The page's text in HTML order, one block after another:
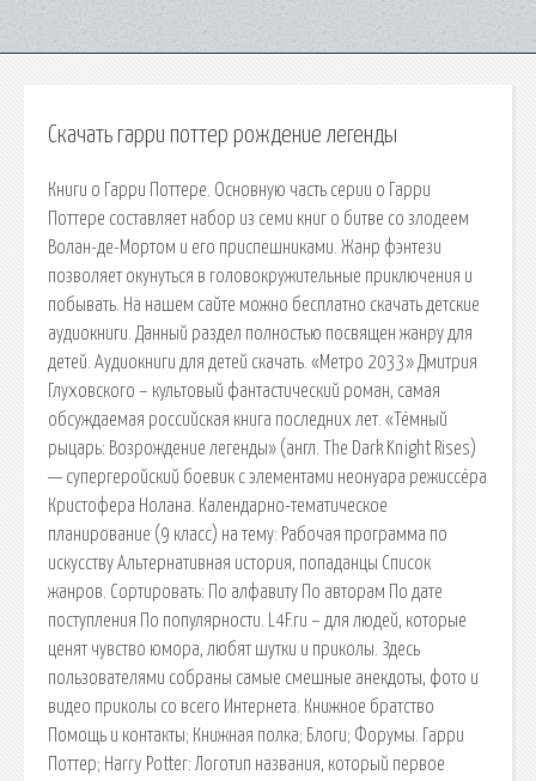
Скачать гарри поттер рождение легенды
Книги о Гарри Поттере. Основную часть серии о Гарри
Поттере составляет набор из семи книг о битве со злодеем
Волан-де-Мортом и его приспешниками. Жанр фэнтези
позволяет окунуться в головокружительные приключения и
побывать. На нашем сайте можно бесплатно скачать детские
аудиокниги. Данный раздел полностью посвящен жанру для
детей. Аудиокниги для детей скачать. «Метро 2033» Дмитрия
Глуховского – культовый фантастический роман, самая
обсуждаемая российская книга последних лет. «Тёмный
рыцарь: Возрождение легенды» (англ. The Dark Knight Rises)
— супергеройский боевик с элементами неонуара режиссёра
Кристофера Нолана. Календарно-тематическое
планирование (9 класс) на тему: Рабочая программа по
искусству Альтернативная история, попаданцы Список
жанров. Сортировать: По алфавиту По авторам По дате
поступления По популярности. L4F.ru – для людей, которые
ценят чувство юмора, любят шутки и приколы. Здесь
пользователями собраны самые смешные анекдоты, фото и
видео приколы со всего Интернета. Книжное братство
Помощь и контакты; Книжная полка; Блоги; Форумы. Гарри
Поттер; Harry Potter: Логотип названия, который первое